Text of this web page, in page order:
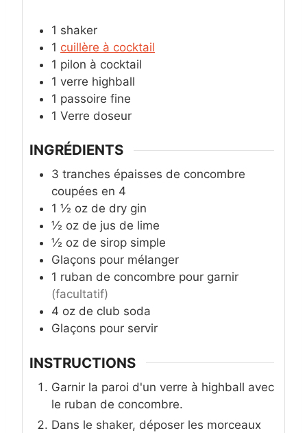
1 shaker
1 cuillère à cocktail
1 pilon à cocktail
1 verre highball
1 passoire fine
1 Verre doseur
INGRÉDIENTS
3 tranches épaisses de concombre
coupées en 4
1 ½ oz de dry gin
½ oz de jus de lime
½ oz de sirop simple
Glaçons pour mélanger
1 ruban de concombre pour garnir
(facultatif)
4 oz de club soda
Glaçons pour servir
INSTRUCTIONS
Garnir la paroi d'un verre à highball avec
le ruban de concombre.
Dans le shaker, déposer les morceaux